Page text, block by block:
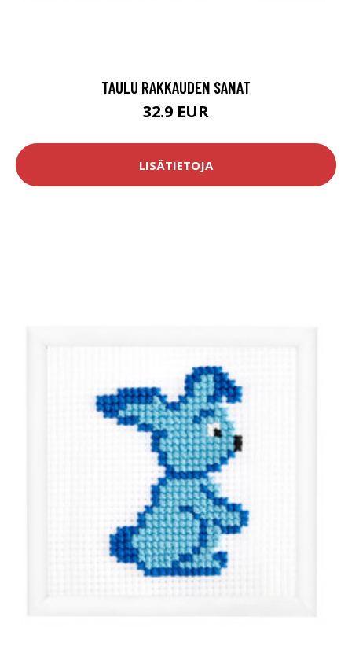
TAULU RAKKAUDEN SANAT
32.9 EUR
LISÄTIETOJA